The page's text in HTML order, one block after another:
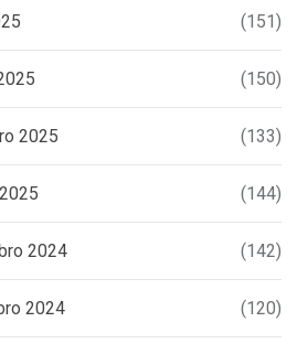
(151)
(150)
2025 (133)
(144)
2024 (142)
2024 (120)